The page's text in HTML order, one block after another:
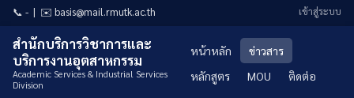
📞 - | ✉️ basis@mail.rmutk.ac.th เข้าสู่ระบบ
สำนักบริการวิชาการและ
บริการงานอุตสาหกรรม
Academic Services & Industrial Services
Division
หน้าหลัก
ข่าวสาร
หลักสูตร
MOU ติดต่อ